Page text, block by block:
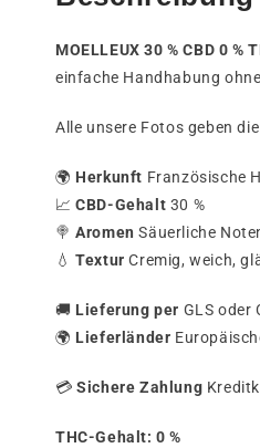
MOELLEUX 30 % CBD 0 %
einfache Handhabung
Alle unsere Fotos geben
🌍 Herkunft Französische
📈CBD-Gehalt 30 %
🍭Aromen Säuerliche
💧Textur Cremig, weich,
🚚 Lieferung per GLS oder
🌍 Lieferländer
💳Sichere Zahlung
THC-Gehalt: 0 %